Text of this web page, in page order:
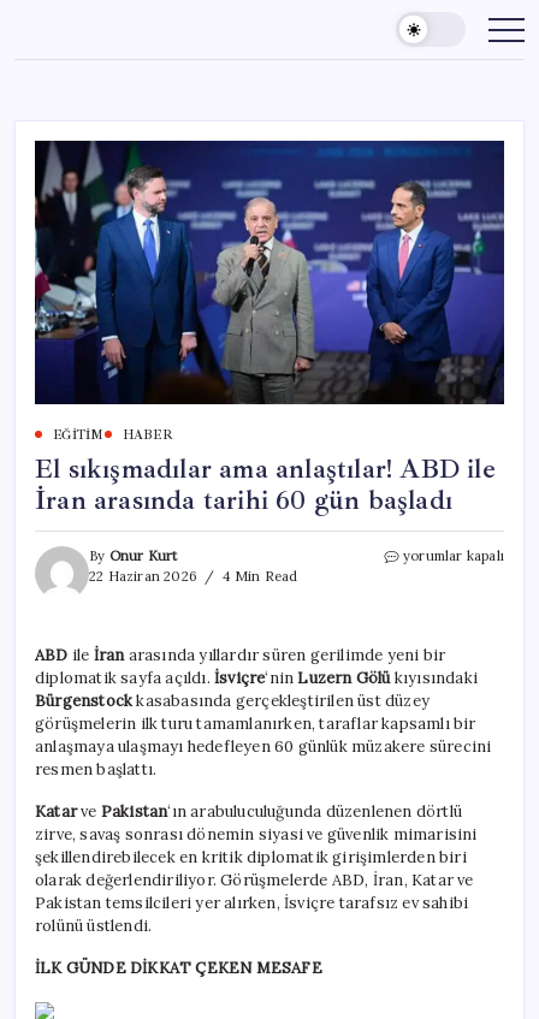
content
EĞITIM HABER
El sıkışmadılar ama anlaştılar! ABD ile
İran arasında tarihi 60 gün başladı
By Onur Kurt
22 Haziran 2026
4 Min Read
El
ile
İran
arasında
tarihi
yorumlar kapalı
ABD ile İranarasında yıllardır süren gerilimde yeni bir
diplomatik sayfa açıldı. İsviçre‘ninLuzern Gölükıyısındaki
Bürgenstockkasabasında gerçekleştirilen üst düzey
görüşmelerin ilk turu tamamlanırken, taraflar kapsamlı bir
anlaşmaya ulaşmayı hedefleyen 60 günlük müzakere sürecini
resmen başlattı.
Katarve Pakistan‘ın arabuluculuğunda düzenlenen dörtlü
zirve, savaş sonrası dönemin siyasi ve güvenlik mimarisini
şekillendirebilecek en kritik diplomatik girişimlerden biri
olarak değerlendiriliyor. Görüşmelerde ABD, İran, Katar ve
Pakistan temsilcileri yer alırken, İsviçre tarafsız ev sahibi
rolünü üstlendi.
İLK GÜNDE DİKKAT ÇEKEN MESAFE